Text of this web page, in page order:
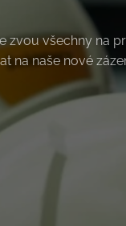
zvou všechny na
na naše nové